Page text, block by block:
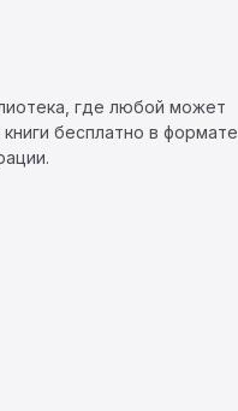
где любой может
бесплатно в формате